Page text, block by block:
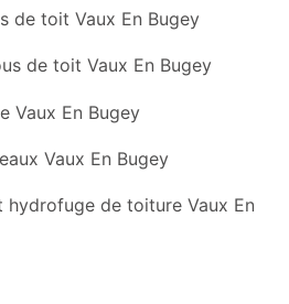
de toit Vaux En Bugey
de toit Vaux En Bugey
Vaux En Bugey
Vaux En Bugey
de toiture Vaux En